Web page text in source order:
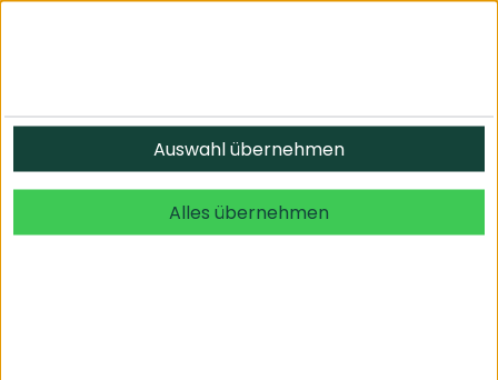
© 2026 undefined. alle Rechte vorbehalten.
Auswahl übernehmen
Alles übernehmen